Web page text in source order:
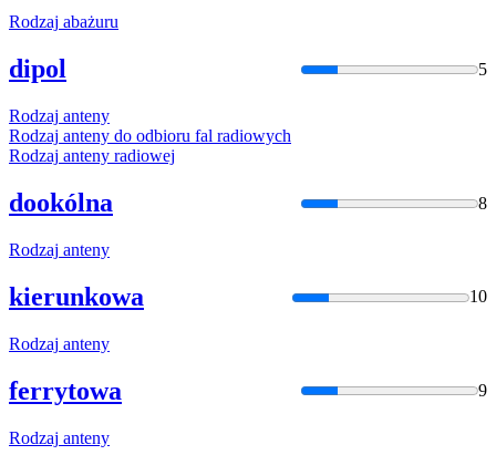
Rodzaj abażuru
dipol 5
Rodzaj anteny
Rodzaj anteny do odbioru fal radiowych
Rodzaj anteny radiowej
dookólna 8
Rodzaj anteny
kierunkowa 10
Rodzaj anteny
ferrytowa 9
Rodzaj anteny